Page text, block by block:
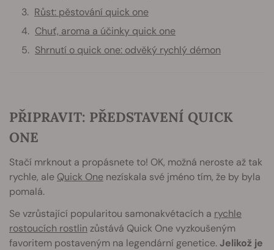
Růst: pěstování quick one
Chuť, aroma a účinky quick one
Shrnutí o quick one: odvěký rychlý démon
PŘIPRAVIT: PŘEDSTAVENÍ QUICK
ONE
Stačí mrknout a propásnete to! OK, možná neroste až tak
rychle, ale Quick One nezískala své jméno tím, že by byla
pomalá.
Se vzrůstající popularitou samonakvétacích a rychle
rostoucích rostlin zůstává Quick One vyzkoušeným
favoritem postaveným na legendární genetice.Jelikož je